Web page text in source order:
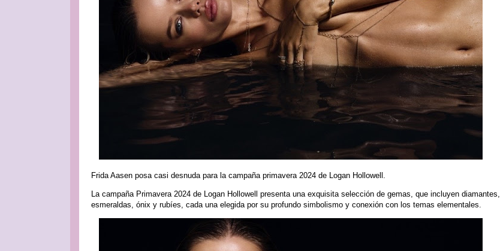
Frida Aasen posa casi desnuda para la campaña primavera 2024 de Logan Hollowell.
La campaña Primavera 2024 de Logan Hollowell presenta una exquisita selección de gemas, que incluyen diamantes,
esmeraldas, ónix y rubíes, cada una elegida por su profundo simbolismo y conexión con los temas elementales.